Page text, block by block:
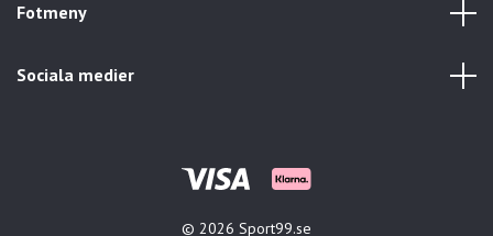
Fotmeny
Sociala medier
© 2026 Sport99.se